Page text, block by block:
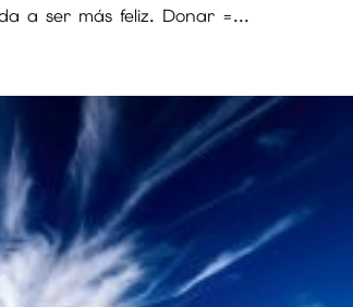
a ser más feliz. Donar =...